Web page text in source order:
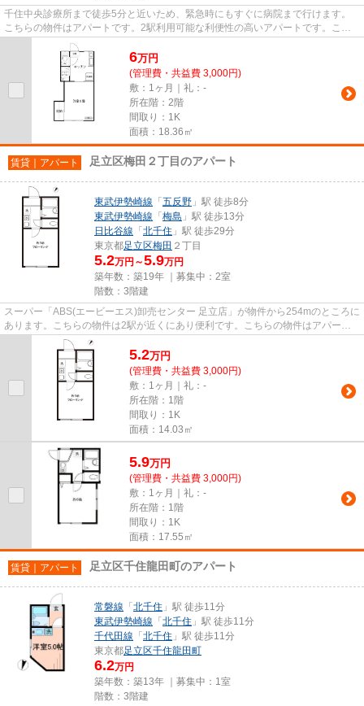
千住中央診療所まで徒歩5分と近いため、緊急時にもすぐに病院まで行けます。
こちらの物件はアパートです。2駅利用可能な利便性の高いアパートです。こち
らの物件は、駅へも徒歩15分と...
6万円
(管理費・共益費 3,000円)
敷：1ヶ月｜礼：-
所在階：2階
間取り：1K
面積：18.36㎡
賃貸｜アパート 足立区梅田２丁目のアパート
東武伊勢崎線 「 五反野 」駅 徒歩8分
東武伊勢崎線 「 梅島 」駅 徒歩13分
日比谷線 「 北千住 」駅 徒歩29分
東京都足立区梅田 ２丁目
5.2万円～5.9万円
築年数：築19年 ｜募集中： 2室
階数：3階建
スーパー「ABS(エービーエス)卸売センター 足立店」が物件から254mのところに
あります。こちらの物件は2駅が近くにあり便利です。こちらの物件はアパート
です。幅広い層に好評な、駅か...
5.2万円
(管理費・共益費 3,000円)
敷：1ヶ月｜礼：-
所在階：1階
間取り：1K
面積：14.03㎡
5.9万円
(管理費・共益費 3,000円)
敷：1ヶ月｜礼：-
所在階：1階
間取り：1K
面積：17.55㎡
賃貸｜アパート 足立区千住龍田町のアパート
常磐線 「 北千住 」駅 徒歩11分
東武伊勢崎線 「 北千住 」駅 徒歩11分
千代田線 「 北千住 」駅 徒歩11分
東京都足立区千住龍田町
6.2万円
築年数：築13年 ｜募集中： 1室
階数：3階建